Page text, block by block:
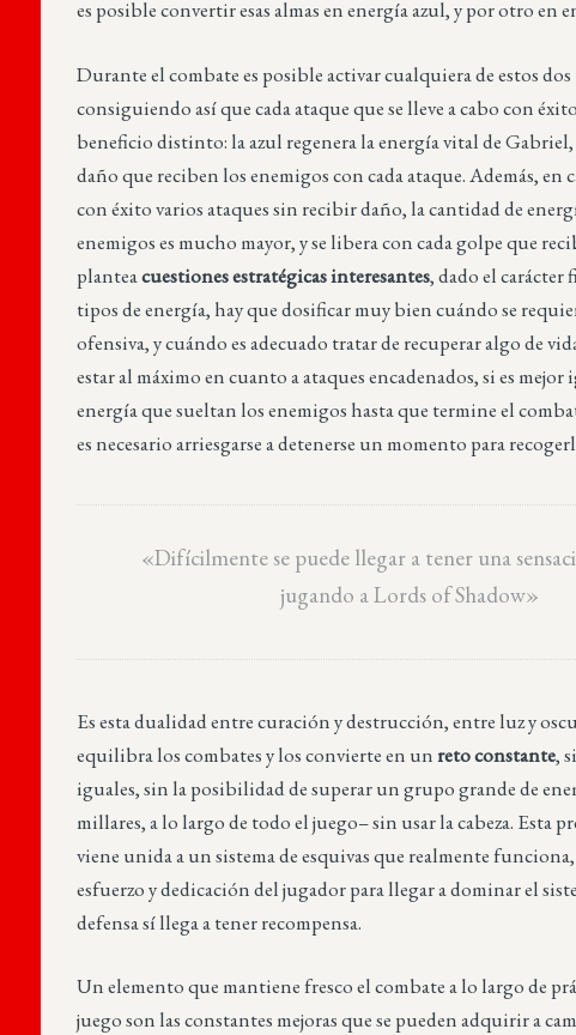
es posible convertir esas almas en energía azul, y por otro en
Durante el combate es posible activar cualquiera de estos
consiguiendo así que cada ataque que se lleve a cabo con
beneficio distinto: la azul regenera la energía vital de Gabriel,
daño que reciben los enemigos con cada ataque. Además, en
con éxito varios ataques sin recibir daño, la cantidad de
enemigos es mucho mayor, y se libera con cada golpe que
planteacuestiones estratégicas interesantes, dado el carácter
tipos de energía, hay que dosificar muy bien cuándo se
ofensiva, y cuándo es adecuado tratar de recuperar algo de
estar al máximo en cuanto a ataques encadenados, si es
energía que sueltan los enemigos hasta que termine el
es necesario arriesgarse a detenerse un momento para
«Difícilmente se puede llegar a tener una
jugando a Lords of Shadow»
Es esta dualidad entre curación y destrucción, entre luz y
equilibra los combates y los convierte en unreto constante,
iguales, sin la posibilidad de superar un grupo grande de
millares, a lo largo de todo el juego– sin usar la cabeza. Esta
viene unida a un sistema de esquivas que realmente
esfuerzo y dedicación del jugador para llegar a dominar el
defensa sí llega a tener recompensa.
Un elemento que mantiene fresco el combate a lo largo de
juego son las constantes mejoras que se pueden adquirir a